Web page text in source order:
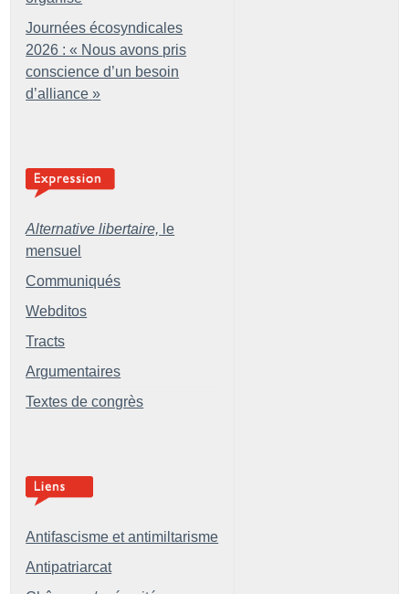
Journées écosyndicales
2026 : « Nous avons pris
conscience d’un besoin
d’alliance »
Alternative libertaire, le
mensuel
Communiqués
Webditos
Tracts
Argumentaires
Textes de congrès
Antifascisme et antimiltarisme
Antipatriarcat